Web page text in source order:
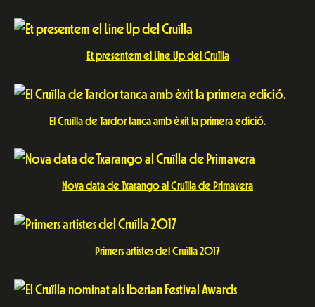
Et presentem el Line Up del Cruïlla
El Cruïlla de Tardor tanca amb èxit la primera edició.
Nova data de Txarango al Cruïlla de Primavera
Primers artistes del Cruïlla 2017